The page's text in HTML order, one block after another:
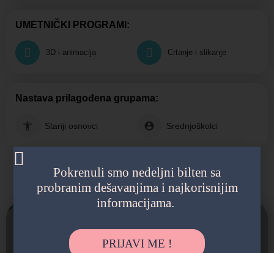
UMETNIČKI PROGRAMI:
3D i animacija Crtanje i slikanje
Nastava prilagođena grupama:
Stariji osnovci Srednjoškolci
Možda vas zanima i sledeće:
Pokrenuli smo nedeljni bilten sa
probranim dešavanjima i najkorisnijim
informacijama.
PRIJAVI ME !